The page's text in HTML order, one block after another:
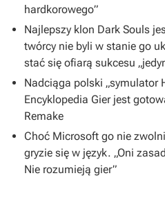
hardkorowego”
Najlepszy klon Dark Souls
twórcy nie byli w stanie go
stać się ofiarą sukcesu
Nadciąga polski „symulator
Encyklopedia Gier jest
Remake
Choć Microsoft go nie
gryzie się w język. „Oni
Nie rozumieją gier”